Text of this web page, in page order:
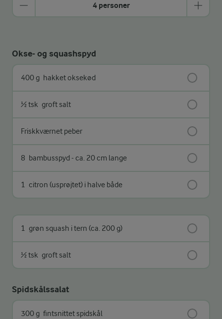
4 personer
Okse- og squashspyd
400 g hakket oksekød
½ tsk groft salt
Friskkværnet peber
8 bambusspyd - ca. 20 cm lange
1 citron (usprøjtet) i halve både
1 grøn squash i tern (ca. 200 g)
½ tsk groft salt
Spidskålssalat
300 g fintsnittet spidskål